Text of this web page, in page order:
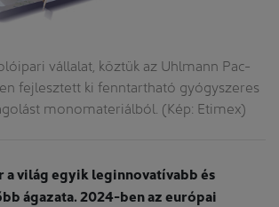
vállalat, köztük az Uhlmann Pac-
fejlesztett ki fenntartható gyógyszeres
monomateriálból. (Kép: Etimex)
világ egyik leginnovatívabb és
ágazata. 2024-ben az európai